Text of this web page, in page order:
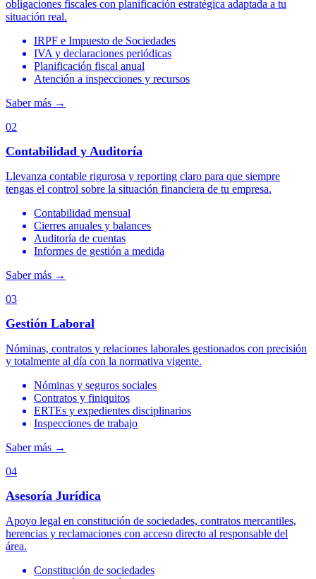
obligaciones fiscales con planificación estratégica adaptada a tu
situación real.
IRPF e Impuesto de Sociedades
IVA y declaraciones periódicas
Planificación fiscal anual
Atención a inspecciones y recursos
Saber más →
02
Contabilidad y Auditoría
Llevanza contable rigurosa y reporting claro para que siempre
tengas el control sobre la situación financiera de tu empresa.
Contabilidad mensual
Cierres anuales y balances
Auditoría de cuentas
Informes de gestión a medida
Saber más →
03
Gestión Laboral
Nóminas, contratos y relaciones laborales gestionados con precisión
y totalmente al día con la normativa vigente.
Nóminas y seguros sociales
Contratos y finiquitos
ERTEs y expedientes disciplinarios
Inspecciones de trabajo
Saber más →
04
Asesoría Jurídica
Apoyo legal en constitución de sociedades, contratos mercantiles,
herencias y reclamaciones con acceso directo al responsable del
área.
Constitución de sociedades